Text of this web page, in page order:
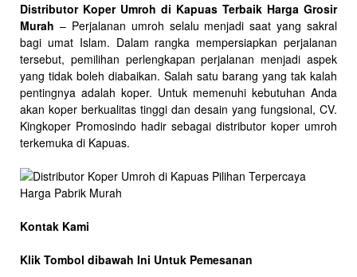
Distributor Koper Umroh di Kapuas Terbaik Harga Grosir
Murah – Perjalanan umroh selalu menjadi saat yang sakral
bagi umat Islam. Dalam rangka mempersiapkan perjalanan
tersebut, pemilihan perlengkapan perjalanan menjadi aspek
yang tidak boleh diabaikan. Salah satu barang yang tak kalah
pentingnya adalah koper. Untuk memenuhi kebutuhan Anda
akan koper berkualitas tinggi dan desain yang fungsional, CV.
Kingkoper Promosindo hadir sebagai distributor koper umroh
terkemuka di Kapuas.
Kontak Kami
Klik Tombol dibawah Ini Untuk Pemesanan